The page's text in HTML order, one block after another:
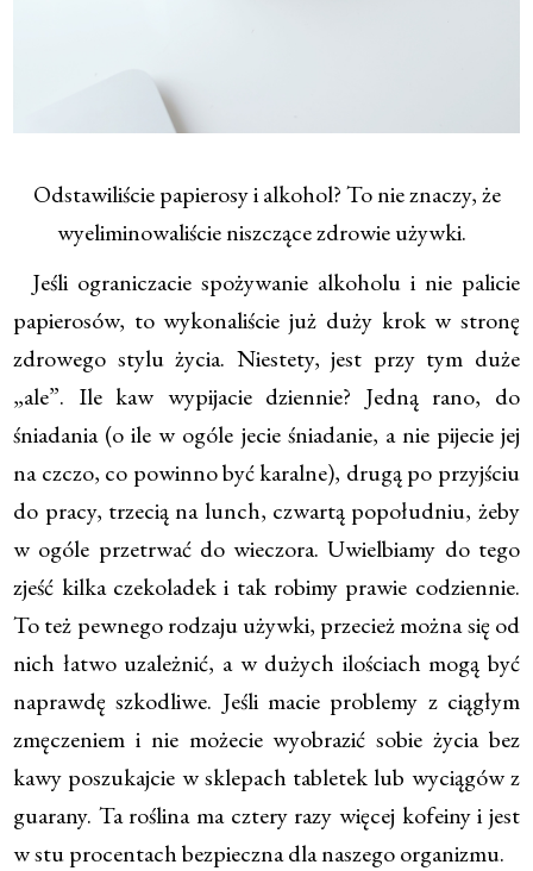
Odstawiliście papierosy i alkohol? To nie znaczy, że
wyeliminowaliście niszczące zdrowie używki.
Jeśli ograniczacie spożywanie alkoholu i nie palicie
papierosów, to wykonaliście już duży krok w stronę
zdrowego stylu życia. Niestety, jest przy tym duże
„ale”. Ile kaw wypijacie dziennie? Jedną rano, do
śniadania (o ile w ogóle jecie śniadanie, a nie pijecie jej
na czczo, co powinno być karalne), drugą po przyjściu
do pracy, trzecią na lunch, czwartą popołudniu, żeby
w ogóle przetrwać do wieczora. Uwielbiamy do tego
zjeść kilka czekoladek i tak robimy prawie codziennie.
To też pewnego rodzaju używki, przecież można się od
nich łatwo uzależnić, a w dużych ilościach mogą być
naprawdę szkodliwe. Jeśli macie problemy z ciągłym
zmęczeniem i nie możecie wyobrazić sobie życia bez
kawy poszukajcie w sklepach tabletek lub wyciągów z
guarany. Ta roślina ma cztery razy więcej kofeiny i jest
w stu procentach bezpieczna dla naszego organizmu.